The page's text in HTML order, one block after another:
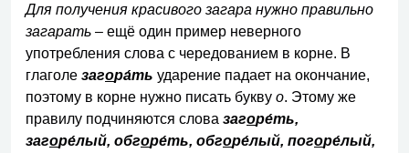
Для получения красивого загара нужно правильно
загарать – ещё один пример неверного
употребления слова с чередованием в корне. В
глаголе загора́ть ударение падает на окончание,
поэтому в корне нужно писать букву о. Этому же
правилу подчиняются слова загоре́ть,
загоре́лый, обгоре́ть, обгоре́лый, погоре́лый,